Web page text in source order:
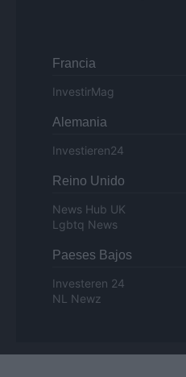
Francia
InvestirMag
Alemania
Investieren24
Reino Unido
News Hub UK
Lgbtq News
Paeses Bajos
Investeren 24
NL Newz